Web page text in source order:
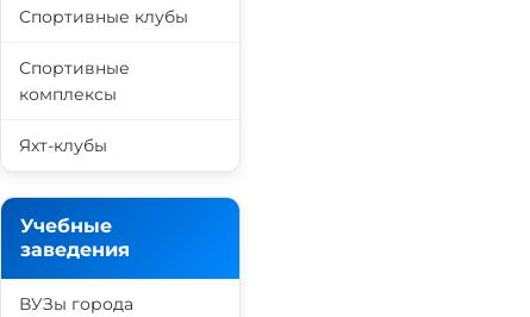
Спортивные клубы
Спортивные
комплексы
Яхт-клубы
Учебные
заведения
ВУЗы города